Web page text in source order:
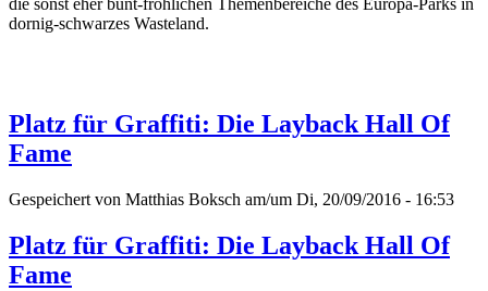
die sonst eher bunt-fröhlichen Themenbereiche des Europa-Parks in
dornig-schwarzes Wasteland.
Platz für Graffiti: Die Layback Hall Of
Fame
Gespeichert von Matthias Boksch am/um Di, 20/09/2016 - 16:53
Platz für Graffiti: Die Layback Hall Of
Fame